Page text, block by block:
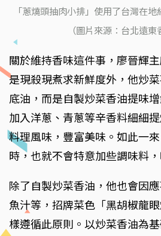
「蔥燒頭抽肉小排」使用了台灣在
（圖片來源：台北遠東
關於維持香味這件事，廖晉輝
是現殺現煮求新鮮度外，他炒
底油，而是自製炒菜香油提味
加入洋蔥、青蔥等辛香料細細
料理風味，豐富美味。如此一
時，也就不會特意加些調味料
除了自製炒菜香油，他也會因
魚汁等，招牌菜色「黑胡椒龍
樣遵循此原則。以炒菜香油為